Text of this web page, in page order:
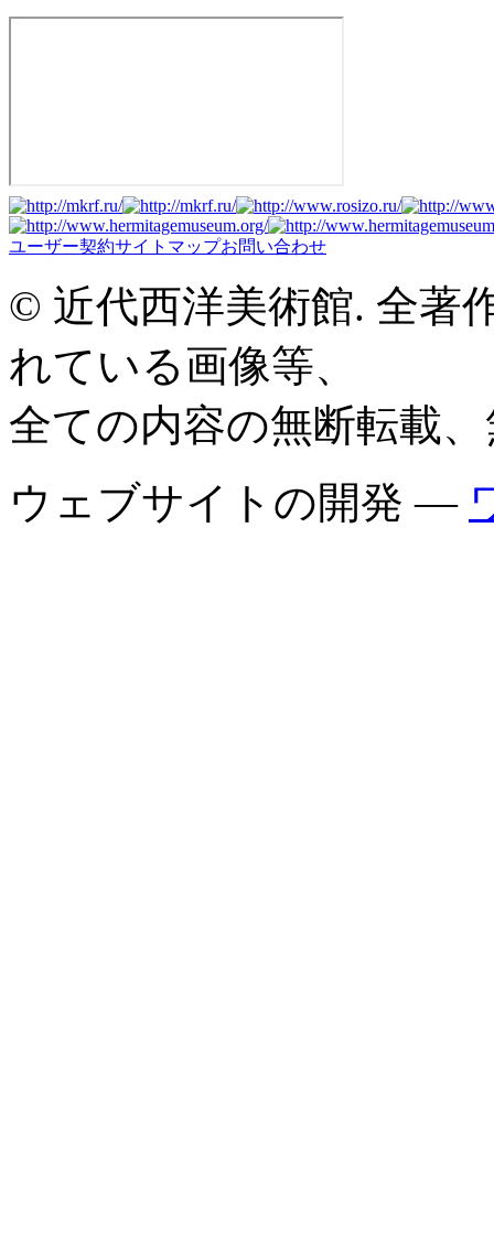
ユーザー契約サイトマップお問い合わせ
© 近代西洋美術館. 全著
れている画像等、
全ての内容の無断転載
ウェブサイトの開発 —